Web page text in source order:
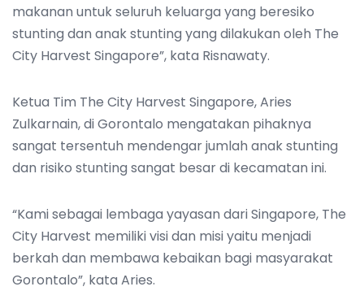
makanan untuk seluruh keluarga yang beresiko
stunting dan anak stunting yang dilakukan oleh The
City Harvest Singapore”, kata Risnawaty.
Ketua Tim The City Harvest Singapore, Aries
Zulkarnain, di Gorontalo mengatakan pihaknya
sangat tersentuh mendengar jumlah anak stunting
dan risiko stunting sangat besar di kecamatan ini.
“Kami sebagai lembaga yayasan dari Singapore, The
City Harvest memiliki visi dan misi yaitu menjadi
berkah dan membawa kebaikan bagi masyarakat
Gorontalo”, kata Aries.